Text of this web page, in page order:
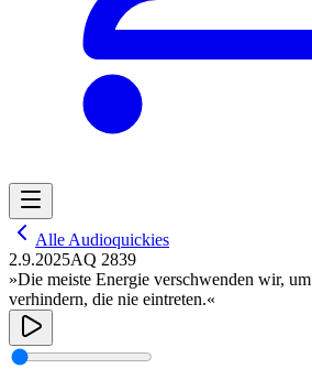
Alle Audioquickies
2.9.2025AQ 2839
»Die meiste Energie verschwenden wir,
verhindern, die nie eintreten.«